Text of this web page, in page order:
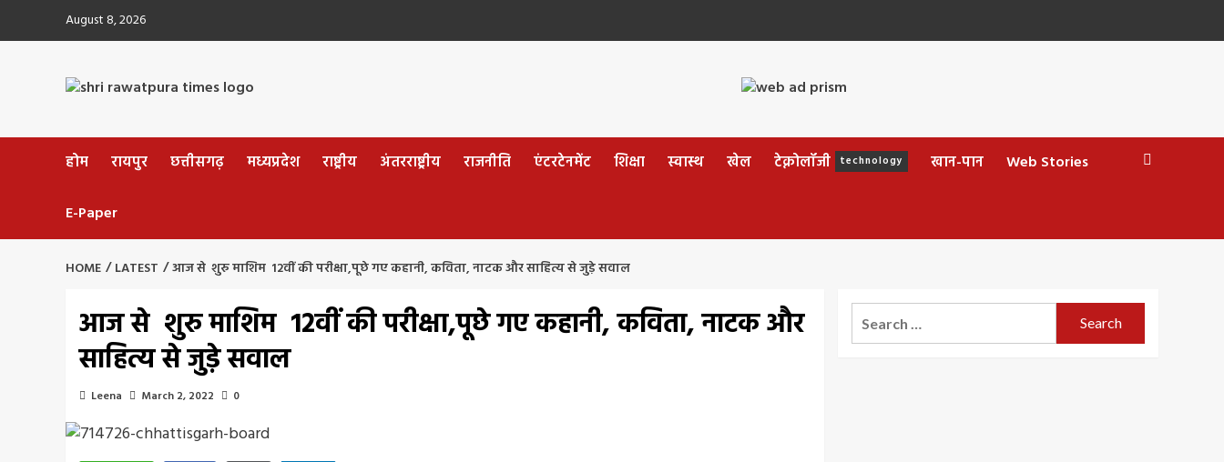
August 8, 2026
होम रायपुर छत्तीसगढ़ मध्यप्रदेश राष्ट्रीय अंतरराष्ट्रीय राजनीति एंटरटेनमेंट शिक्षा स्वास्थ खेल टेक्नोलॉजी technology खान-पान Web Stories
E-Paper
HOME LATEST आज से शुरु माशिम 12वीं की परीक्षा,पूछे गए कहानी, कविता, नाटक और साहित्य से जुड़े सवाल
आज से शुरु माशिम 12वीं की परीक्षा,पूछे गए कहानी, कविता, नाटक और
साहित्य से जुड़े सवाल
Leena March 2, 2022 0
for: